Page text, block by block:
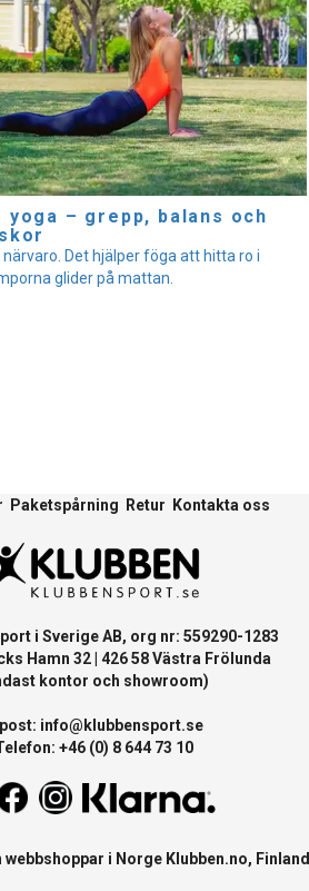
– grepp, balans och
Det hjälper föga att hitta ro i
glider på mattan.
Paketspårning Retur Kontakta oss
i Sverige AB, org nr: 559290-1283
Hamn 32 | 426 58 Västra Frölunda
kontor och showroom)
info@klubbensport.se
+46 (0) 8 644 73 10
webbshoppar i Norge Klubben.no, Finland